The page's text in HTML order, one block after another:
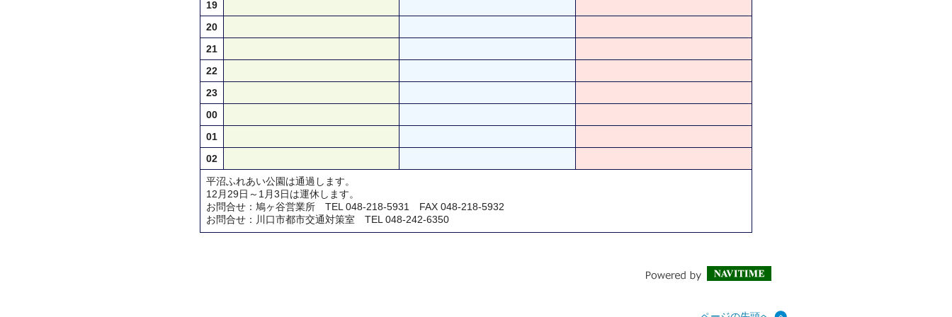
19
20
21
22
23
00
01
02
平沼ふれあい公園は通過します。
12月29日～1月3日は運休します。
お問合せ：鳩ヶ谷営業所 TEL 048-218-5931 FAX 048-218-5932
お問合せ：川口市都市交通対策室 TEL 048-242-6350